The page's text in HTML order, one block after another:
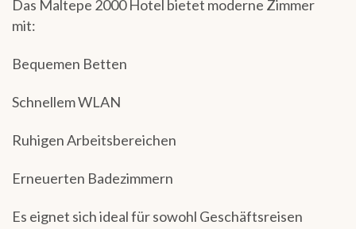
Das Maltepe 2000 Hotel bietet moderne Zimmer
mit:
Bequemen Betten
Schnellem WLAN
Ruhigen Arbeitsbereichen
Erneuerten Badezimmern
Es eignet sich ideal für sowohl Geschäftsreisen